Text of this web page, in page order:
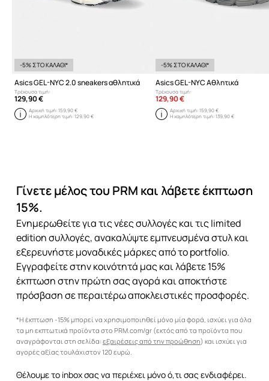
-5% ΣΤΟ ΚΑΛΑΘΙ*
Asics GEL-NYC 2.0 sneakers αθλητικά
Τρέχουσα τιμή:
129,90 €
Αρχική τιμή:159,90 €
Η χαμηλότερη τιμή:129,90 €
-5% ΣΤΟ ΚΑΛΑΘΙ*
Asics GEL-NYC Αθλητικά
Τρέχουσα τιμή:
129,90 €
Αρχική τιμή: 159,90 €
Η χαμηλότερη τιμή: 139,90 €
Γίνετε μέλος του PRM και λάβετε έκπτωση
15%.
Ενημερωθείτε για τις νέες συλλογές και τις limited
edition συλλογές, ανακαλύψτε εμπνευσμένα στυλ και
εξερευνήστε μοναδικές μάρκες από το portfolio.
Εγγραφείτε στην κοινότητά μας και λάβετε 15%
έκπτωση στην πρώτη σας αγορά και αποκτήστε
πρόσβαση σε περαιτέρω αποκλειστικές προσφορές.
*Η έκπτωση -15% μπορεί να χρησιμοποιηθεί μόνο μία φορά, ισχύει για όλα
τα μη εκπτωτικά προϊόντα στο PRM.com/gr (εκτός από τα προϊόντα που
αναγράφονται στη σελίδα: εξαιρέσεις από την προώθηση) και ισχύει για
αγορές αξίας τουλάχιστον 120 ευρώ.
Θέλουμε το inbox σας να περιέχει μόνο ό,τι σας ενδιαφέρει.